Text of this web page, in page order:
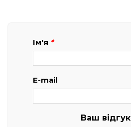
Ім'я *
E-mail
Ваш відгук